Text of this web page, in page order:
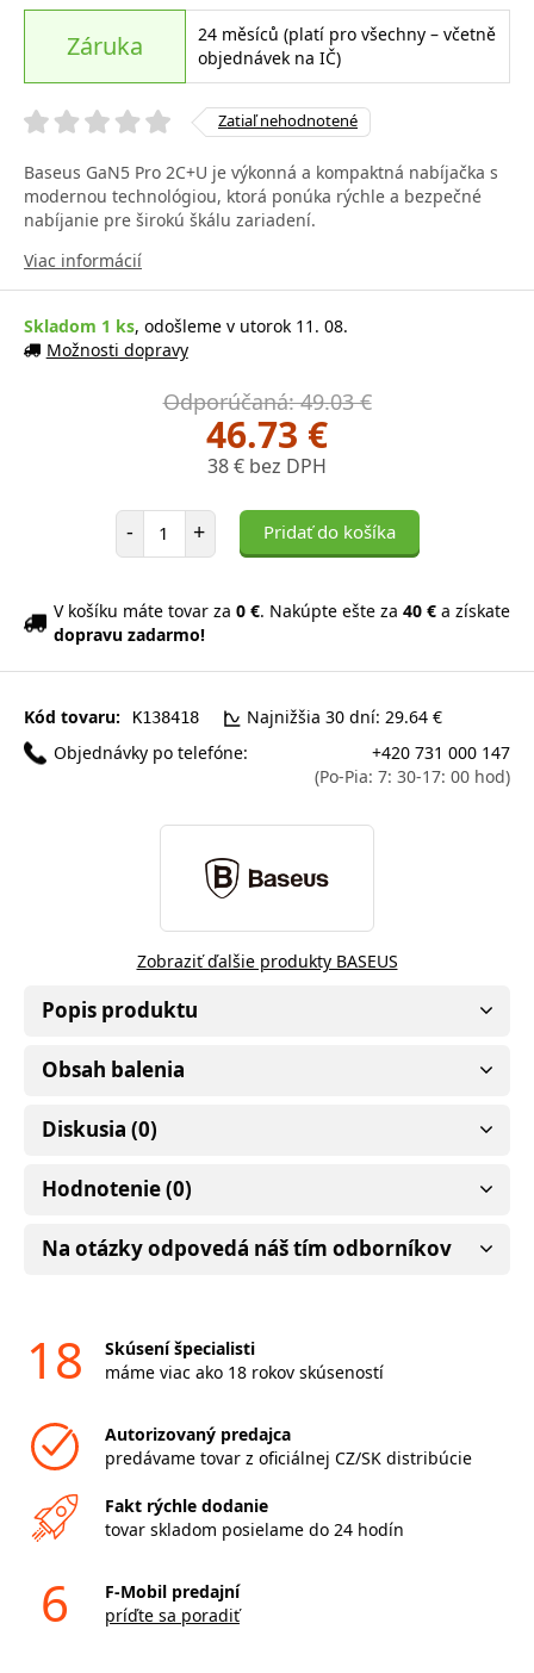
Záruka
24 měsíců (platí pro všechny – včetně
objednávek na IČ)
Zatiaľ nehodnotené
Baseus GaN5 Pro 2C+U je výkonná a kompaktná nabíjačka s
modernou technológiou, ktorá ponúka rýchle a bezpečné
nabíjanie pre širokú škálu zariadení.
Viac informácií
Skladom 1 ks, odošleme v utorok 11. 08.
Možnosti dopravy
Odporúčaná: 49.03 €
46.73 €
38 € bez DPH
- Počet položiek
+ Pridať do košíka
V košíku máte tovar za 0 €. Nakúpte ešte za 40 € a získate
dopravu zadarmo!
Kód tovaru: K138418
Najnižšia 30 dní: 29.64 €
Objednávky po telefóne:
+420 731 000 147
(Po-Pia: 7: 30-17: 00 hod)
Zobraziť ďalšie produkty BASEUS
Popis produktu
Obsah balenia
Diskusia (0)
Hodnotenie (0)
Na otázky odpovedá náš tím odborníkov
18
Skúsení špecialisti
máme viac ako 18 rokov skúseností
Autorizovaný predajca
predávame tovar z oficiálnej CZ/SK distribúcie
Fakt rýchle dodanie
tovar skladom posielame do 24 hodín
6
F-Mobil predajní
príďte sa poradiť